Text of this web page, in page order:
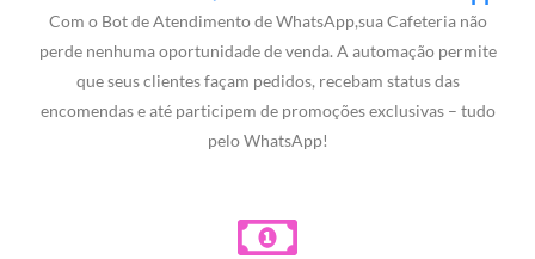
Com o Bot de Atendimento de WhatsApp,sua Cafeteria não
perde nenhuma oportunidade de venda. A automação permite
que seus clientes façam pedidos, recebam status das
encomendas e até participem de promoções exclusivas – tudo
pelo WhatsApp!